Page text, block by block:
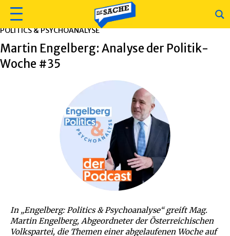
POLITICS & PSYCHOANALYSE
Martin Engelberg: Analyse der Politik-
Woche #35
In „Engelberg: Politics & Psychoanalyse“ greift Mag.
Martin Engelberg, Abgeordneter der Österreichischen
Volkspartei, die Themen einer abgelaufenen Woche auf